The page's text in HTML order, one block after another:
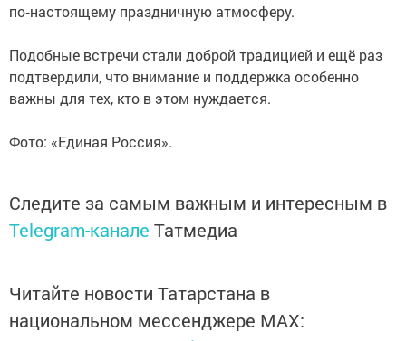
по‑настоящему праздничную атмосферу.
Подобные встречи стали доброй традицией и ещё раз
подтвердили, что внимание и поддержка особенно
важны для тех, кто в этом нуждается.
Фото: «Единая Россия».
Следите за самым важным и интересным в
Telegram-канале Татмедиа
Читайте новости Татарстана в
национальном мессенджере MАХ: